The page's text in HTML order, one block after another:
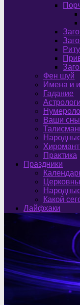
Фен шуй
Имена и
Гадание
Ваши сны
Практика
Праздники
Какой
Лайфхаки